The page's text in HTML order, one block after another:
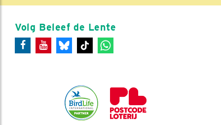
Volg Beleef de Lente